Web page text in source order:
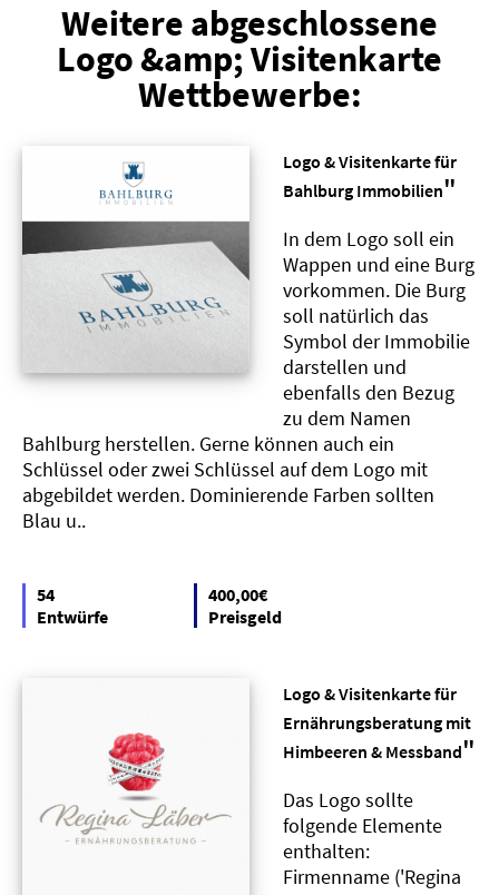
Weitere abgeschlossene
Logo &amp; Visitenkarte
Wettbewerbe:
Logo & Visitenkarte für
Bahlburg Immobilien"
In dem Logo soll ein
Wappen und eine Burg
vorkommen. Die Burg
soll natürlich das
Symbol der Immobilie
darstellen und
ebenfalls den Bezug
zu dem Namen
Bahlburg herstellen. Gerne können auch ein
Schlüssel oder zwei Schlüssel auf dem Logo mit
abgebildet werden. Dominierende Farben sollten
Blau u..
54
Entwürfe
400,00€
Preisgeld
Logo & Visitenkarte für
Ernährungsberatung mit
Himbeeren & Messband"
Das Logo sollte
folgende Elemente
enthalten:
Firmenname ('Regina